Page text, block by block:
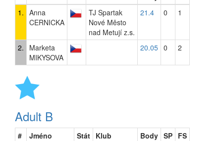
1. Anna
CERNICKA
TJ Spartak
Nové Město
nad Metují z.s.
21.4 0 1
2.
Marketa
MIKYSOVA
20.05 0 2
Adult B
# Jméno Stát Klub Body SP FS